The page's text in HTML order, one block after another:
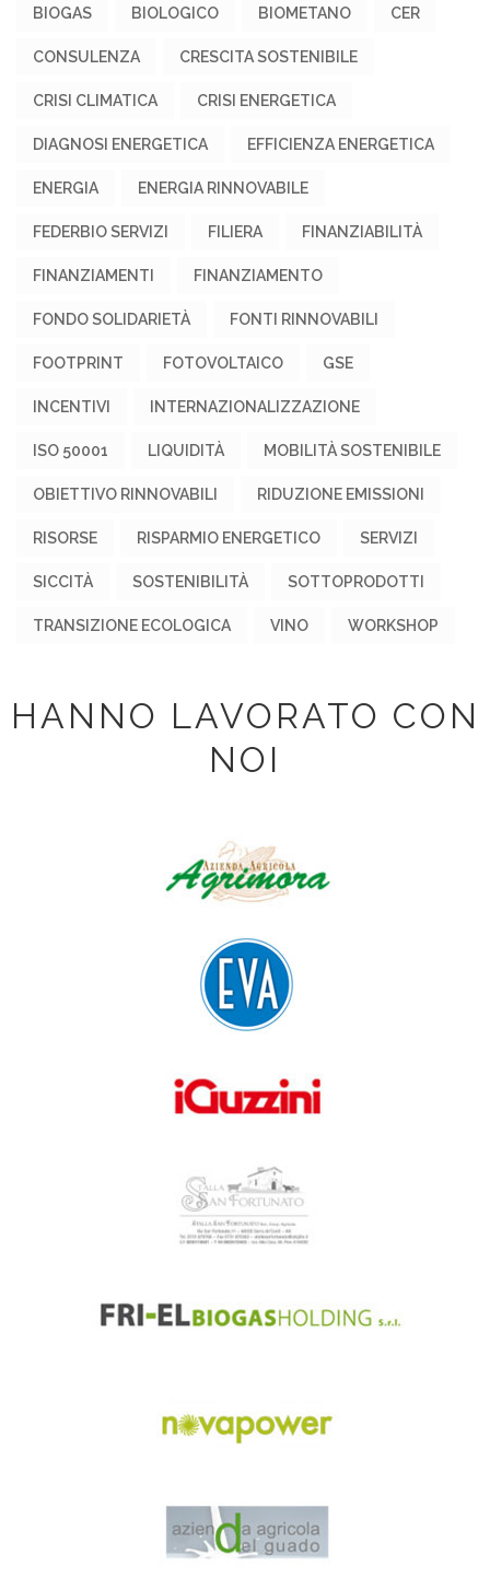
BIOGAS BIOLOGICO BIOMETANO CER
CONSULENZA CRESCITA SOSTENIBILE
CRISI CLIMATICA CRISI ENERGETICA
DIAGNOSI ENERGETICA EFFICIENZA ENERGETICA
ENERGIA ENERGIA RINNOVABILE
FEDERBIO SERVIZI FILIERA FINANZIABILITÀ
FINANZIAMENTI FINANZIAMENTO
FONDO SOLIDARIETÀ FONTI RINNOVABILI
FOOTPRINT FOTOVOLTAICO GSE
INCENTIVI INTERNAZIONALIZZAZIONE
ISO 50001 LIQUIDITÀ MOBILITÀ SOSTENIBILE
OBIETTIVO RINNOVABILI RIDUZIONE EMISSIONI
RISORSE RISPARMIO ENERGETICO SERVIZI
SICCITÀ SOSTENIBILITÀ SOTTOPRODOTTI
TRANSIZIONE ECOLOGICA VINO WORKSHOP
HANNO LAVORATO CON
NOI